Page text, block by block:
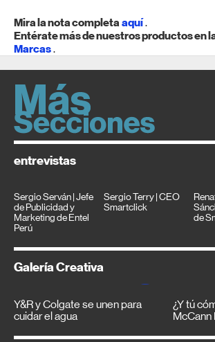
Mira la nota completaaquí.
Entérate más de nuestros productos en
Marcas.
entrevistas
Sergio Serván | Jefe
de Publicidad y
Marketing de Entel
Perú
Sergio Terry | CEO
Smartclick
de
Galería Creativa
Y&R y Colgate se unen para
cuidar el agua
¿Y tú
McCann